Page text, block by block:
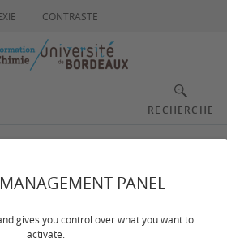
PANEL
gives you control over what you want to
activate.
CONTRASTE
RECHERCHE